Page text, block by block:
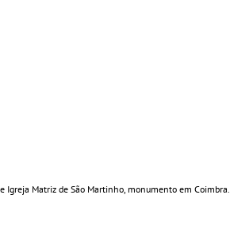
Matriz de São Martinho, monumento em Coimbra.